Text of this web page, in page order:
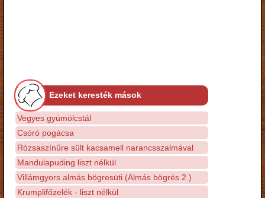
Ezeket keresték mások
Vegyes gyümölcstál
Csóró pogácsa
Rózsaszínűre sült kacsamell narancsszalmával
Mandulapuding liszt nélkül
Villámgyors almás bögresüti (Almás bögrés 2.)
Krumplifőzelék - liszt nélkül